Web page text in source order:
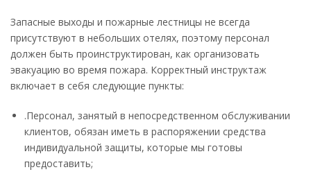
Запасные выходы и пожарные лестницы не всегда
присутствуют в небольших отелях, поэтому персонал
должен быть проинструктирован, как организовать
эвакуацию во время пожара. Корректный инструктаж
включает в себя следующие пункты:
.Персонал, занятый в непосредственном обслуживании
клиентов, обязан иметь в распоряжении средства
индивидуальной защиты, которые мы готовы
предоставить;